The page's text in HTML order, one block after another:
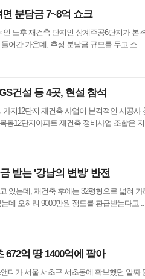
분담금 7~8억 쇼크
인 노후 재건축 단지인 상계주공6단지가 본
어간 가운데, 추정 분담금 규모를 두고 소..
건설 등 4곳, 현설 참석
지12단지 재건축 사업이 본격적인 시공사
동12단지아파트 재건축 정비사업 조합은 지..
받는 '강남의 변방' 반전
있는데, 재건축 후에는 32평형으로 넓혀
데 오히려 9000만원 정도를 환급받는다고 ..
억 땅 1400억에 팔아
디가 서울 서초구 서초동에 확보했던 알짜